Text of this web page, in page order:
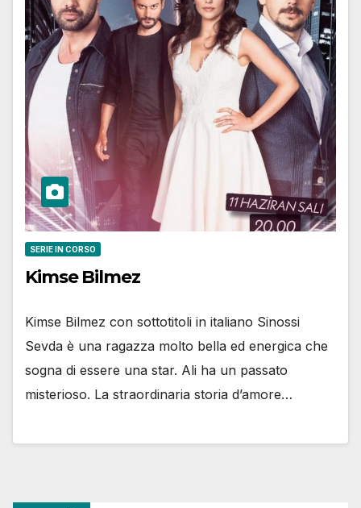
SERIE IN CORSO
Kimse Bilmez
Kimse Bilmez con sottotitoli in italiano Sinossi
Sevda è una ragazza molto bella ed energica che
sogna di essere una star. Ali ha un passato
misterioso. La straordinaria storia d’amore…